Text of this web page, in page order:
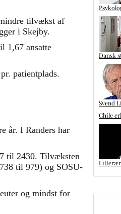
tilvækst af
i Skejby.
1,67 ansatte
patientplads.
år. I Randers har
til 2430. Tilvæksten
til 979) og SOSU-
og mindst for
Dansk
Svend
Chile
Litterær